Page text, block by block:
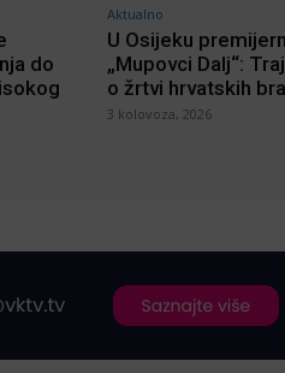
do
Aktualno
U Osijeku
„Mupovci Dalj“:
o žrtvi hrvatskih
3 kolovoza, 2026